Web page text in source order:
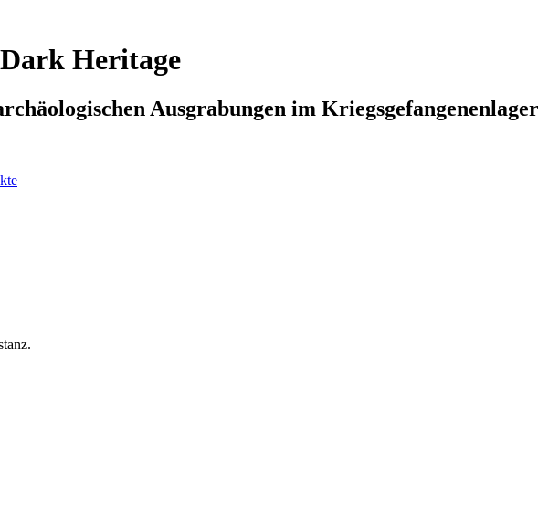
Heritage
Ausgrabungen im